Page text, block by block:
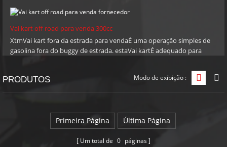
Vai kart off road para venda 300cc
XtmVai kart fora da estrada para vendaÉ uma operação simples de
gasolina fora do buggy de estrada. estaVai kartÉ adequado para
mente, ele pode enfrentar bancos íngremes e encostas para trilhos
lodosos espessos! Você pode definir a velocidade desejada quando
você controla definir simplicidade com os obstáculos de parada /
PRODUTOS Modo de exibição :
Primeira Página Última Página
Um total de 0 páginas